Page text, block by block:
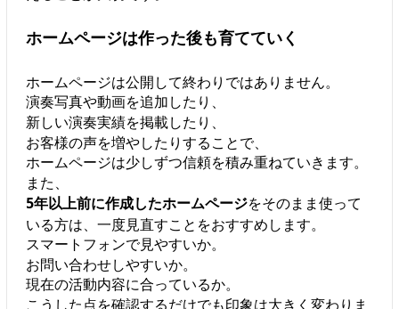
ホームページは作った後も育てていく
ホームページは公開して終わりではありません。
演奏写真や動画を追加したり、
新しい演奏実績を掲載したり、
お客様の声を増やしたりすることで、
ホームページは少しずつ信頼を積み重ねていきます。
また、
5年以上前に作成したホームページをそのまま使って
いる方は、一度見直すことをおすすめします。
スマートフォンで見やすいか。
お問い合わせしやすいか。
現在の活動内容に合っているか。
こうした点を確認するだけでも印象は大きく変わりま